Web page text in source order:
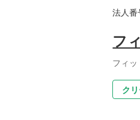
法人番
フ
フィ
ク